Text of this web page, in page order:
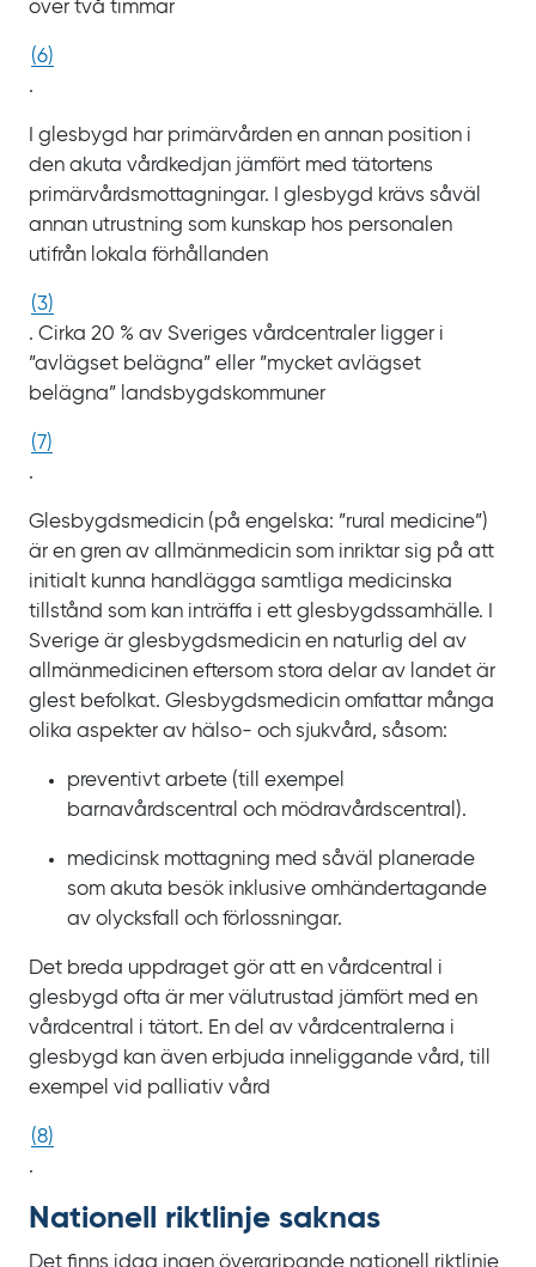
över två timmar
(6)
.
I glesbygd har primärvården en annan position i
den akuta vårdkedjan jämfört med tätortens
primärvårdsmottagningar. I glesbygd krävs såväl
annan utrustning som kunskap hos personalen
utifrån lokala förhållanden
(3)
. Cirka 20 % av Sveriges vårdcentraler ligger i
”avlägset belägna” eller ”mycket avlägset
belägna” landsbygdskommuner
(7)
.
Glesbygdsmedicin (på engelska: ”rural medicine”)
är en gren av allmänmedicin som inriktar sig på att
initialt kunna handlägga samtliga medicinska
tillstånd som kan inträffa i ett glesbygdssamhälle. I
Sverige är glesbygdsmedicin en naturlig del av
allmänmedicinen eftersom stora delar av landet är
glest befolkat. Glesbygdsmedicin omfattar många
olika aspekter av hälso- och sjukvård, såsom:
preventivt arbete (till exempel
barnavårdscentral och mödravårdscentral).
medicinsk mottagning med såväl planerade
som akuta besök inklusive omhändertagande
av olycksfall och förlossningar.
Det breda uppdraget gör att en vårdcentral i
glesbygd ofta är mer välutrustad jämfört med en
vårdcentral i tätort. En del av vårdcentralerna i
glesbygd kan även erbjuda inneliggande vård, till
exempel vid palliativ vård
(8)
.
Nationell riktlinje saknas